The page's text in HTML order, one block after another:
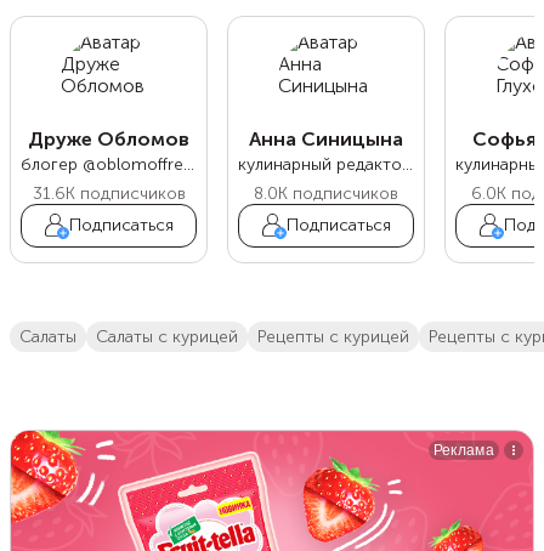
Друже Обломов
блогер @oblomoffrecipe
31.6Kподписчиков
Подписаться
Анна Синицына
кулинарный редактор Food.ru
8.0K подписчиков
Подписаться
Софья
6.0K
салаты салаты с курицей Рецепты с курицей рецепты с